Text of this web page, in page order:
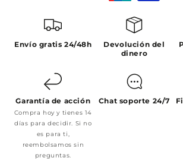
Envío gratis 24/48h
Devolución del
dinero
Garantía de acción
Compra hoy y tienes 14
días para decidir. Si no
es para ti,
reembolsamos sin
preguntas.
Chat soporte 24/7